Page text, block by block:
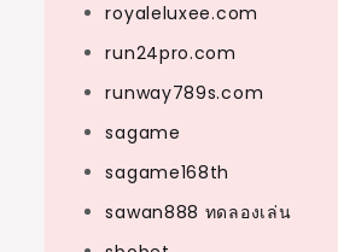
royaleluxee.com
run24pro.com
runway789s.com
sagame
sagame168th
sawan888 ทดลองเล่น